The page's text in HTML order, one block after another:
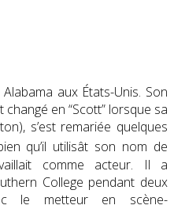
aux États-Unis. Son
en “Scott” lorsque sa
s’est remariée quelques
qu’il utilisât son nom de
comme acteur. Il a
College pendant deux
le metteur en scène-